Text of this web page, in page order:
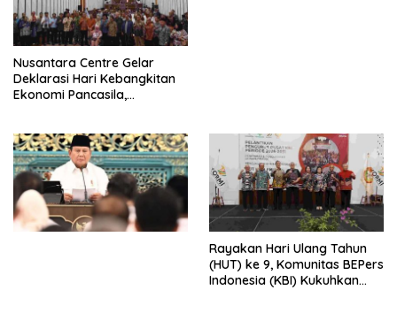
Nusantara Centre Gelar
Deklarasi Hari Kebangkitan
Ekonomi Pancasila,
Penjajahan (Pergolakan
Ekonomi Politik Indonesia) &
Simposium Nasional “Urgensi
Undang-Undang
Perekonomian Nasional dan
Kesejahteraan Sosial dalam
Rayakan Hari Ulang Tahun
(HUT) ke 9, Komunitas BEPers
Indonesia (KBI) Kukuhkan